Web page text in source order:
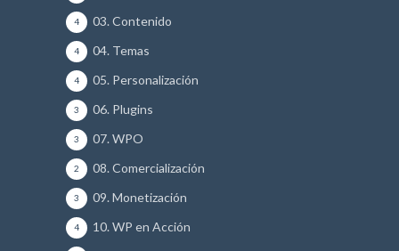
03. Contenido
4
04. Temas
4
05. Personalización
4
06. Plugins
3
07. WPO
3
08. Comercialización
2
09. Monetización
3
10. WP en Acción
4